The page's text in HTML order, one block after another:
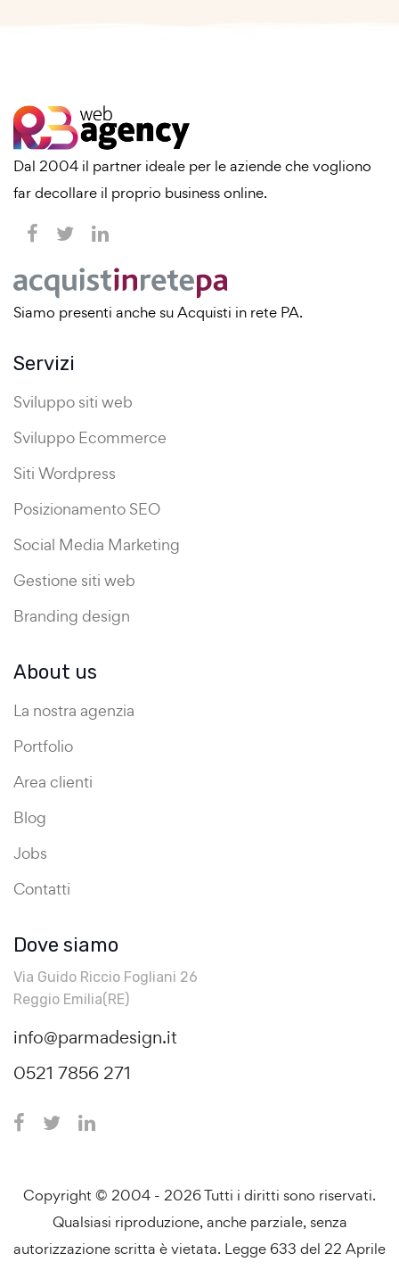
Dal 2004 il partner ideale per le aziende che vogliono
far decollare il proprio business online.
Siamo presenti anche su Acquisti in rete PA.
Servizi
Sviluppo siti web
Sviluppo Ecommerce
Siti Wordpress
Posizionamento SEO
Social Media Marketing
Gestione siti web
Branding design
About us
La nostra agenzia
Portfolio
Area clienti
Blog
Jobs
Contatti
Dove siamo
Via Guido Riccio Fogliani 26
Reggio Emilia(RE)
info@parmadesign.it
0521 7856 271
Copyright © 2004 - 2026 Tutti i diritti sono riservati.
Qualsiasi riproduzione, anche parziale, senza
autorizzazione scritta è vietata. Legge 633 del 22 Aprile